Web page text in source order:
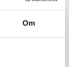
Om
ut av
att de